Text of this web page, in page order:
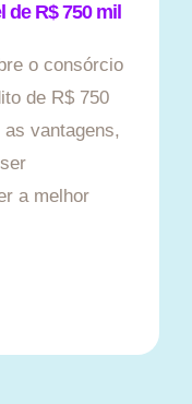
R$ 750 mil
o consórcio
de R$ 750
vantagens,
a melhor